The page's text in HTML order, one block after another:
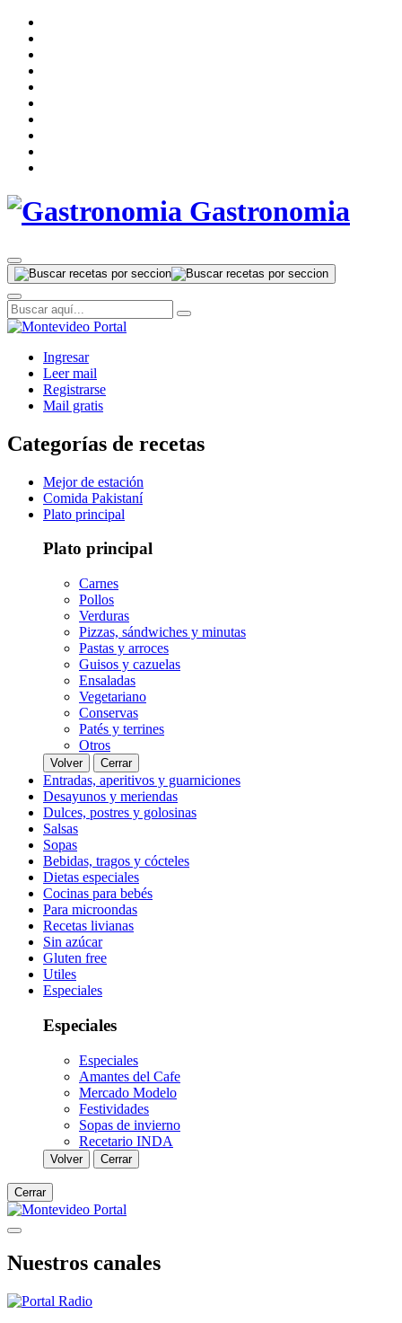
Gastronomia
Ingresar
Leer mail
Registrarse
Mail gratis
Categorías de recetas
Mejor de estación
Comida Pakistaní
Plato principal
Plato principal
Carnes
Pollos
Verduras
Pizzas, sándwiches y minutas
Pastas y arroces
Guisos y cazuelas
Ensaladas
Vegetariano
Conservas
Patés y terrines
Otros
Volver Cerrar
Entradas, aperitivos y guarniciones
Desayunos y meriendas
Dulces, postres y golosinas
Salsas
Sopas
Bebidas, tragos y cócteles
Dietas especiales
Cocinas para bebés
Para microondas
Recetas livianas
Sin azúcar
Gluten free
Utiles
Especiales
Especiales
Especiales
Amantes del Cafe
Mercado Modelo
Festividades
Sopas de invierno
Recetario INDA
Volver Cerrar
Cerrar
Nuestros canales